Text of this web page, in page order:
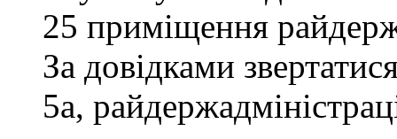
25 приміщення
За довідками
5а,